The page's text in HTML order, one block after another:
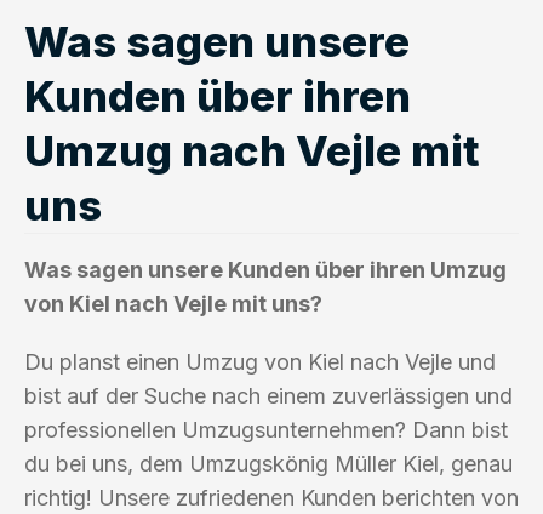
Was sagen unsere
Kunden über ihren
Umzug nach Vejle mit
uns
Was sagen unsere Kunden über ihren Umzug
von Kiel nach Vejle mit uns?
Du planst einen Umzug von Kiel nach Vejle und
bist auf der Suche nach einem zuverlässigen und
professionellen Umzugsunternehmen? Dann bist
du bei uns, dem Umzugskönig Müller Kiel, genau
richtig! Unsere zufriedenen Kunden berichten von